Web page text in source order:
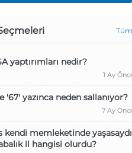
yaptırımları nedir?
1 Ay
'67' yazınca neden sallanıyor?
7 Ay
kendi memleketinde yaşasaydı
il hangisi olurdu?